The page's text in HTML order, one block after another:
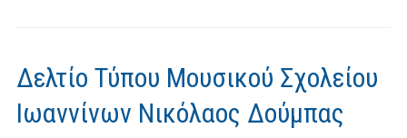
Δελτίο Τύπου Μουσικού Σχολείου
Ιωαννίνων Νικόλαος Δούμπας